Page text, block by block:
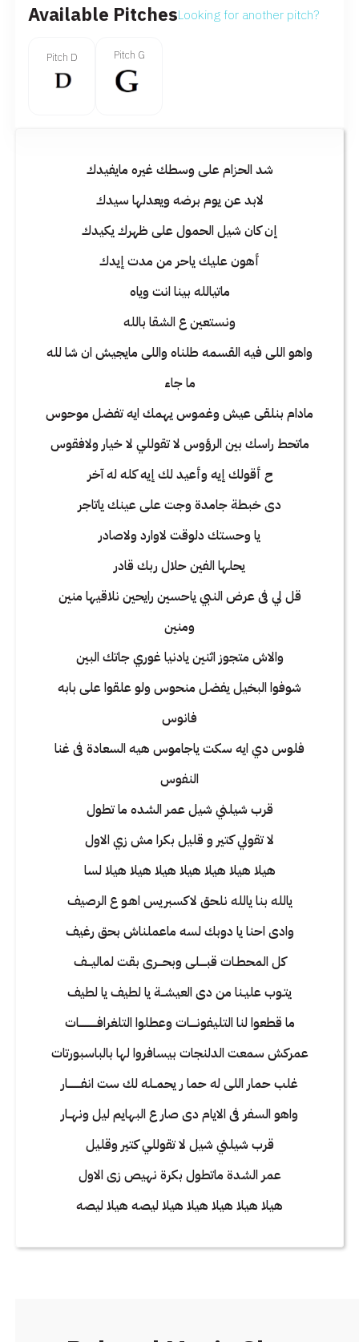
Available PitchesLooking for another pitch?
Pitch D Pitch G
شد الحزام على وسطك غيره مايفيدك
لابد عن يوم برضه ويعدلها سيدك
إن كان شيل الحمول على ظهرك يكيدك
أهون عليك ياحر من مدت إيدك
ماتيالله بينا انت وياه
ونستعين ع الشقا بالله
واهو اللى فيه القسمه طلناه واللى مايجيش ان شا لله
ما جاء
مادام بنلقى عيش وغموس يهمك ايه تفضل موحوس
ماتحط راسك بين الرؤوس لا تقوللي لا خيار ولافقوس
ح أقولك إيه وأعيد لك إيه كله له آخر
دى خبطة جامدة وجت على عينك ياتاجر
يا وحستك دلوقت لاوارد ولاصادر
يحلها الفين حلال ربك قادر
قل لي فى عرض النبي ياحسين رايحين نلاقيها منين
ومنين
والاش متجوز اثنين يادنيا غوري جاتك البين
شوفوا البخيل يفضل منحوس ولو علقوا على بابه
فانوس
فلوس دي ايه سكت ياجاموس هيه السعادة فى غنا
النفوس
قرب شيلني شيل عمر الشده ما تطول
لا تقولي كتير و قليل بكرا مش زي الاول
هيلا هيلا هيلا هيلا هيلا هيلا هيلا لسا
يالله بنا يالله نلحق لاكسبريس اهـو ع الرصيف
وادى احنا يا دوبك لسه ماعملناش بحق رغيف
كل المحطـات قبــــلى وبحـــرى بقت لماليـــف
يتـوب عليـنا من دى العيشــة يا لطيف يا لطيف
ما قطعوا لنا التليفونــــات وعطلوا التلغرافـــــــــــات
عمركش سمعت الدلنجات بيسافروا لها بالباسبورتات
غلب حمار اللى له حما ر يحمــله لك ست انفــــــــار
واهو السفر فى الايام دى صار ع البهايم ليل ونهــار
قرب شيلني شيل لا تقوللي كتير وقليل
عمر الشدة ماتطول بكرة نهيص زى الاول
هيلا هيلا هيلا هيلا هيلا ليصه هيلا ليصه